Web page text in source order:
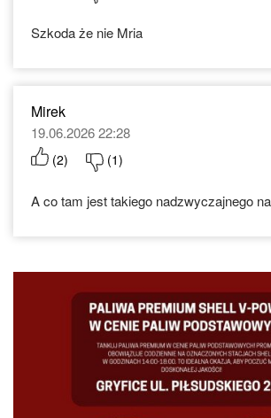
Szkoda że nie Mria
Mirek
19.06.2026 22:28
(2) (1)
A co tam jest takiego nadzwyczajnego